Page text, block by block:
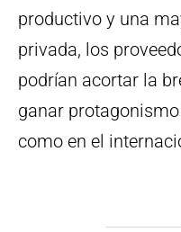
productivo y una
privada, los
podrían acortar la
ganar
como en el